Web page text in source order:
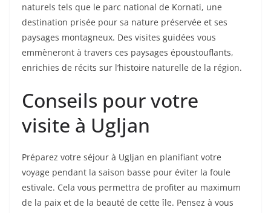
naturels tels que le parc national de Kornati, une
destination prisée pour sa nature préservée et ses
paysages montagneux. Des visites guidées vous
emmèneront à travers ces paysages époustouflants,
enrichies de récits sur l’histoire naturelle de la région.
Conseils pour votre
visite à Ugljan
Préparez votre séjour à Ugljan en planifiant votre
voyage pendant la saison basse pour éviter la foule
estivale. Cela vous permettra de profiter au maximum
de la paix et de la beauté de cette île. Pensez à vous